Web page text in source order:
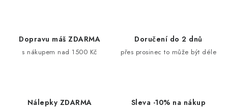
Dopravu máš ZDARMA
s nákupem nad 1500 Kč
Doručení do 2 dnů
přes prosinec to může být déle
Nálepky ZDARMA Sleva -10% na nákup